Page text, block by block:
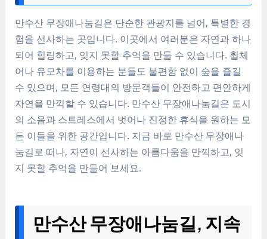
만수산 무장애나눔길은 단순한 관광지를 넘어, 특별한 경
험을 선사하는 곳입니다. 이곳에서 여러분은 자연과 하나
되어 힐링하고, 잊지 못할 추억을 만들 수 있습니다. 휠체
어나 유모차를 이용하는 분들도 불편함 없이 숲을 즐길
수 있으며, 모든 연령대의 방문객들이 안전하고 편안하게
자연을 만끽할 수 있습니다. 만수산 무장애나눔길은 도시
의 소음과 스트레스에서 벗어나 진정한 휴식을 원하는 모
든 이들을 위한 공간입니다. 지금 바로 만수산 무장애나
눔길로 떠나, 자연이 선사하는 아름다움을 만끽하고, 잊
지 못할 추억을 만들어 보세요.
만수산 무장애나눔길, 지속